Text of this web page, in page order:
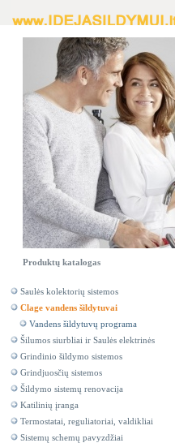
Produktų katalogas
Saulės kolektorių sistemos
Clage vandens šildytuvai
Vandens šildytuvų programa
Šilumos siurbliai ir Saulės elektrinės
Grindinio šildymo sistemos
Grindjuosčių sistemos
Šildymo sistemų renovacija
Katilinių įranga
Termostatai, reguliatoriai, valdikliai
Sistemų schemų pavyzdžiai